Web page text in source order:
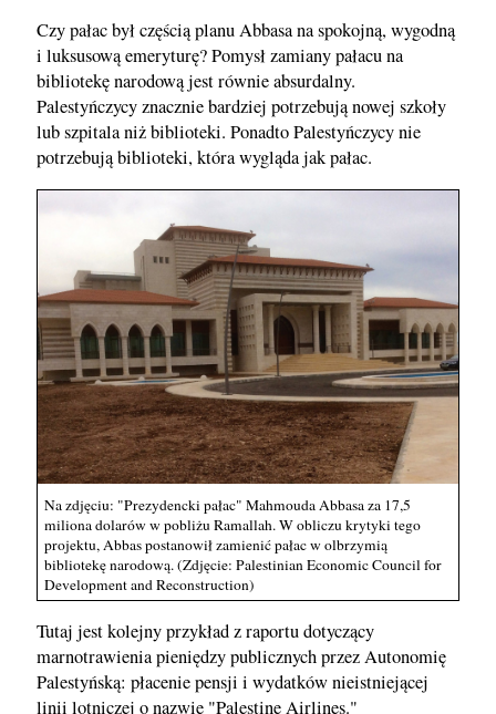
Czy pałac był częścią planu Abbasa na spokojną, wygodną
i luksusową emeryturę? Pomysł zamiany pałacu na
bibliotekę narodową jest równie absurdalny.
Palestyńczycy znacznie bardziej potrzebują nowej szkoły
lub szpitala niż biblioteki. Ponadto Palestyńczycy nie
potrzebują biblioteki, która wygląda jak pałac.
Na zdjęciu: "Prezydencki pałac" Mahmouda Abbasa za 17,5
miliona dolarów w pobliżu Ramallah. W obliczu krytyki tego
projektu, Abbas postanowił zamienić pałac w olbrzymią
bibliotekę narodową. (Zdjęcie: Palestinian Economic Council for
Development and Reconstruction)
Tutaj jest kolejny przykład z raportu dotyczący
marnotrawienia pieniędzy publicznych przez Autonomię
Palestyńską: płacenie pensji i wydatków nieistniejącej
linii lotniczej o nazwie "Palestine Airlines."